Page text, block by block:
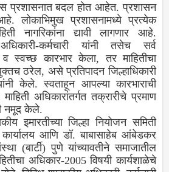
प्रशासनात बदल होत आहेत. प्रशासन
लोकाभिमुख प्रशासनामध्ये प्रत्येक
नागरिकांना द्यावी लागणार आहे.
कर्मचारी यांनी तसेच सर्व
व स्वच्छ कारभार केला, तर माहितीचा
ठरेल, असे प्रतिपादन जिल्हाधिकारी
केले. स्वताहून आपल्या कारभाराची
अधिकारांतर्गत तक्रारीचे प्रमाण
नमूद केले.
इमारतीच्या जिल्हा नियोजन समिती
कार्यालय आणि डॉ. बाबासाहेब आंबेडकर
(बार्टी) पुणे यांच्यावतीने समाजातील
अधिकार-2005 विषयी कार्यशाळेचे